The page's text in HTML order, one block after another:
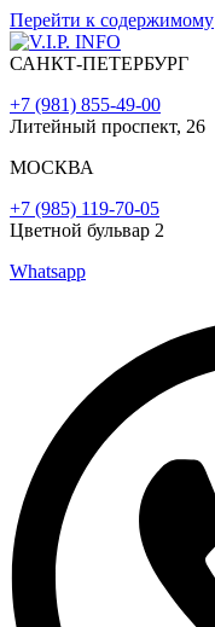
Перейти к содержимому
САНКТ-ПЕТЕРБУРГ
+7 (981) 855-49-00
Литейный проспект, 26
МОСКВА
+7 (985) 119-70-05
Цветной бульвар 2
Whatsapp